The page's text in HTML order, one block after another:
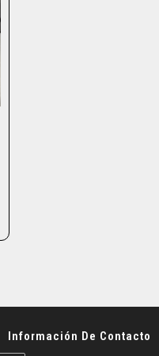
Información De Contacto